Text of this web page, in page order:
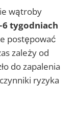
wątroby
tygodniach
postępować
zależy od
do zapalenia
ryzyka